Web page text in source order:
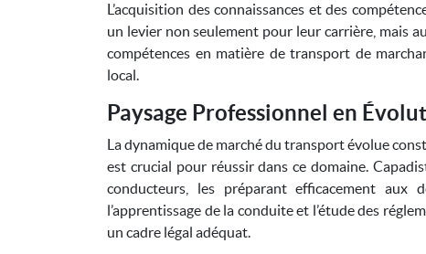
L’acquisition des connaissances et des
un levier non seulement pour leur carrière, mais
compétences en matière de transport de
local.
Paysage Professionnel en
La dynamique de marché du transport évolue
est crucial pour réussir dans ce domaine.
conducteurs, les préparant efficacement
l’apprentissage de la conduite et l’étude des
un cadre légal adéquat.